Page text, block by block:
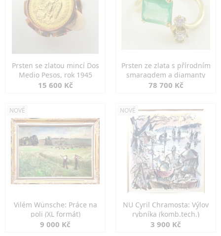
Prsten se zlatou mincí Dos
Medio Pesos, rok 1945
15 600 Kč
Prsten ze zlata s přírodním
smaragdem a diamanty
78 700 Kč
NOVÉ
Vilém Wünsche: Práce na
poli (XL formát)
9 000 Kč
NOVÉ
NU Cyril Chramosta: Výlov
rybníka (komb.tech.)
3 900 Kč